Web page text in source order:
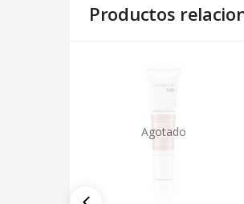
Productos
Agotado